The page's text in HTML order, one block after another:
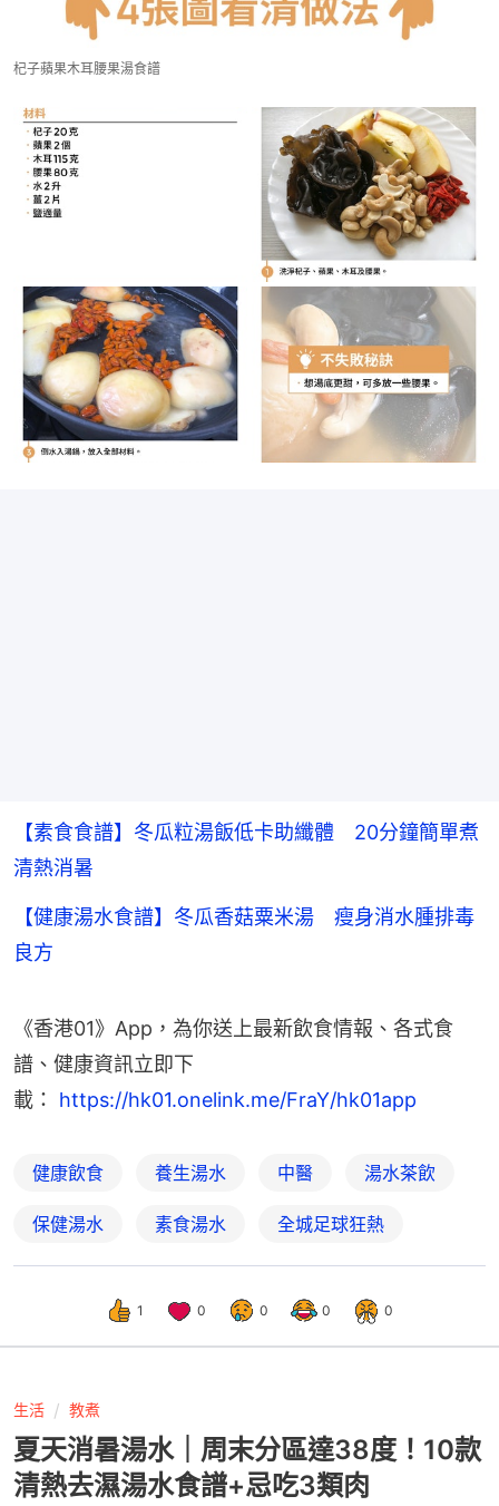
杞子蘋果木耳腰果湯食譜
【素食食譜】冬瓜粒湯飯低卡助纖體 20分鐘簡單煮
清熱消暑
【健康湯水食譜】冬瓜香菇粟米湯 瘦身消水腫排毒
良方
《香港01》App，為你送上最新飲食情報、各式食
譜、健康資訊立即下
載： https://hk01.onelink.me/FraY/hk01app
健康飲食 養生湯水 中醫 湯水茶飲
保健湯水 素食湯水 全城足球狂熱
1 0 0 0 0
生活 教煮
夏天消暑湯水｜周末分區達38度！10款
清熱去濕湯水食譜+忌吃3類肉